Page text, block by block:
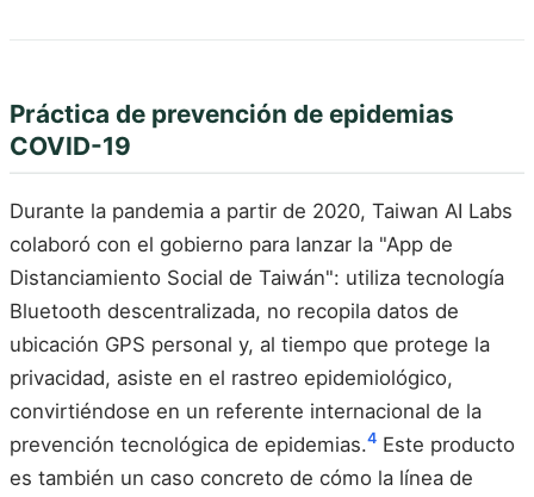
Práctica de prevención de epidemias
COVID-19
Durante la pandemia a partir de 2020, Taiwan AI Labs
colaboró con el gobierno para lanzar la "App de
Distanciamiento Social de Taiwán": utiliza tecnología
Bluetooth descentralizada, no recopila datos de
ubicación GPS personal y, al tiempo que protege la
privacidad, asiste en el rastreo epidemiológico,
convirtiéndose en un referente internacional de la
prevención tecnológica de epidemias.4 Este producto
es también un caso concreto de cómo la línea de